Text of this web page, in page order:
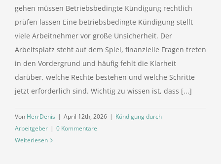
gehen müssen Betriebsbedingte Kündigung rechtlich
prüfen lassen Eine betriebsbedingte Kündigung stellt
viele Arbeitnehmer vor große Unsicherheit. Der
Arbeitsplatz steht auf dem Spiel, finanzielle Fragen treten
in den Vordergrund und häufig fehlt die Klarheit
darüber, welche Rechte bestehen und welche Schritte
jetzt erforderlich sind. Wichtig zu wissen ist, dass [...]
Von HerrDenis | April 12th, 2026 | Kündigung durch
Arbeitgeber | 0 Kommentare
Weiterlesen